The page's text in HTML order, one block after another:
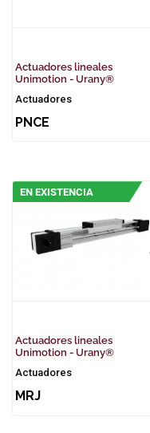
Actuadores lineales
Unimotion - Urany®
Actuadores
PNCE
EN EXISTENCIA
Actuadores lineales
Unimotion - Urany®
Actuadores
MRJ